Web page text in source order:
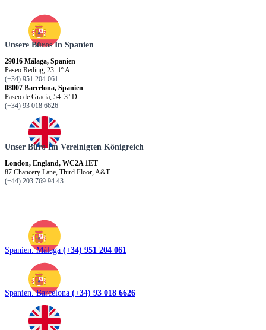
Unsere Büros In Spanien
29016 Málaga, Spanien
Paseo Reding, 23. 1º A.
(+34) 951 204 061
08007 Barcelona, Spanien
Paseo de Gracia, 54. 3º D.
(+34) 93 018 6626
Unser Büro Im Vereinigten Königreich
London, England, WC2A 1ET
87 Chancery Lane, Third Floor, A&T
(+44) 203 769 94 43
Spanien. Málaga (+34) 951 204 061
Spanien. Barcelona (+34) 93 018 6626